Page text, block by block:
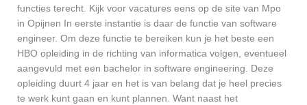
functies terecht. Kijk voor vacatures eens op de site van Mpo
in Opijnen In eerste instantie is daar de functie van software
engineer. Om deze functie te bereiken kun je het beste een
HBO opleiding in de richting van informatica volgen, eventueel
aangevuld met een bachelor in software engineering. Deze
opleiding duurt 4 jaar en het is van belang dat je heel precies
te werk kunt gaan en kunt plannen. Want naast het